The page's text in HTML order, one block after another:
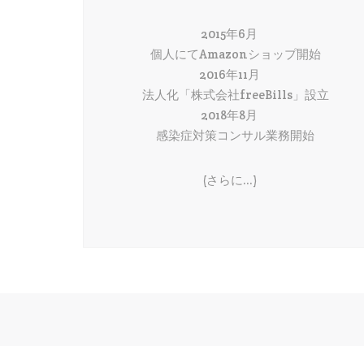
2015年6月
個人にてAmazonショップ開始
2016年11月
法人化「株式会社freeBills」設立
2018年8月
感染症対策コンサル業務開始
(さらに…)